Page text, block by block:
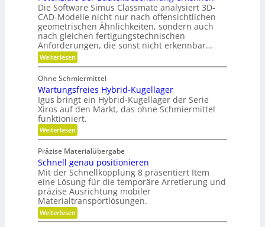
z
d
r
a
u
l
i
k
i
m
V
e
r
g
l
e
i
c
h
e
c
h
n
i
k
a
b
f
ä
l
l
e
v
e
r
m
e
i
d
e
n
e
h
r
F
l
e
x
i
i
l
i
t
ä
t
Die Software Simus Classmate analysiert 3D-
CAD-Modelle nicht nur nach offensichtlichen
geometrischen Ähnlichkeiten, sondern auch
nach gleichen fertigungstechnischen
Anforderungen, die sonst nicht erkennbar…
Weiterlesen:
P
t
e
n
z
i
a
l
e
e
r
B
a
u
t
e
i
l
Ohne Schmiermittel
Wartungsfreies Hybrid-Kugellager
Igus bringt ein Hybrid-Kugellager der Serie
Xiros auf den Markt, das ohne Schmiermittel
funktioniert.
Weiterlesen:
W
r
t
u
n
g
s
f
r
e
Präzise Materialübergabe
Schnell genau positionieren
Mit der Schnellkopplung 8 präsentiert Item
eine Lösung für die temporäre Arretierung und
präzise Ausrichtung mobiler
Materialtransportlösungen.
Weiterlesen:
S